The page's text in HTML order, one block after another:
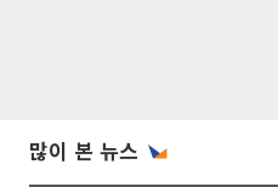
많이 본 뉴스